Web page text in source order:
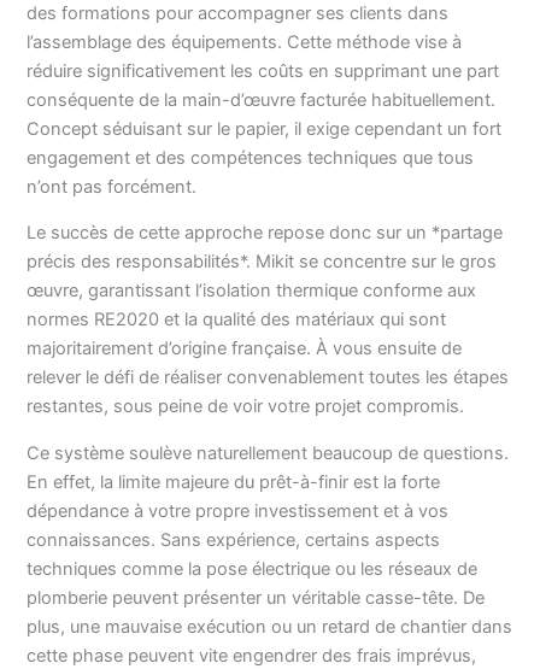
des formations pour accompagner ses clients dans
l’assemblage des équipements. Cette méthode vise à
réduire significativement les coûts en supprimant une part
conséquente de la main-d’œuvre facturée habituellement.
Concept séduisant sur le papier, il exige cependant un fort
engagement et des compétences techniques que tous
n’ont pas forcément.
Le succès de cette approche repose donc sur un *partage
précis des responsabilités*. Mikit se concentre sur le gros
œuvre, garantissant l’isolation thermique conforme aux
normes RE2020 et la qualité des matériaux qui sont
majoritairement d’origine française. À vous ensuite de
relever le défi de réaliser convenablement toutes les étapes
restantes, sous peine de voir votre projet compromis.
Ce système soulève naturellement beaucoup de questions.
En effet, la limite majeure du prêt-à-finir est la forte
dépendance à votre propre investissement et à vos
connaissances. Sans expérience, certains aspects
techniques comme la pose électrique ou les réseaux de
plomberie peuvent présenter un véritable casse-tête. De
plus, une mauvaise exécution ou un retard de chantier dans
cette phase peuvent vite engendrer des frais imprévus,